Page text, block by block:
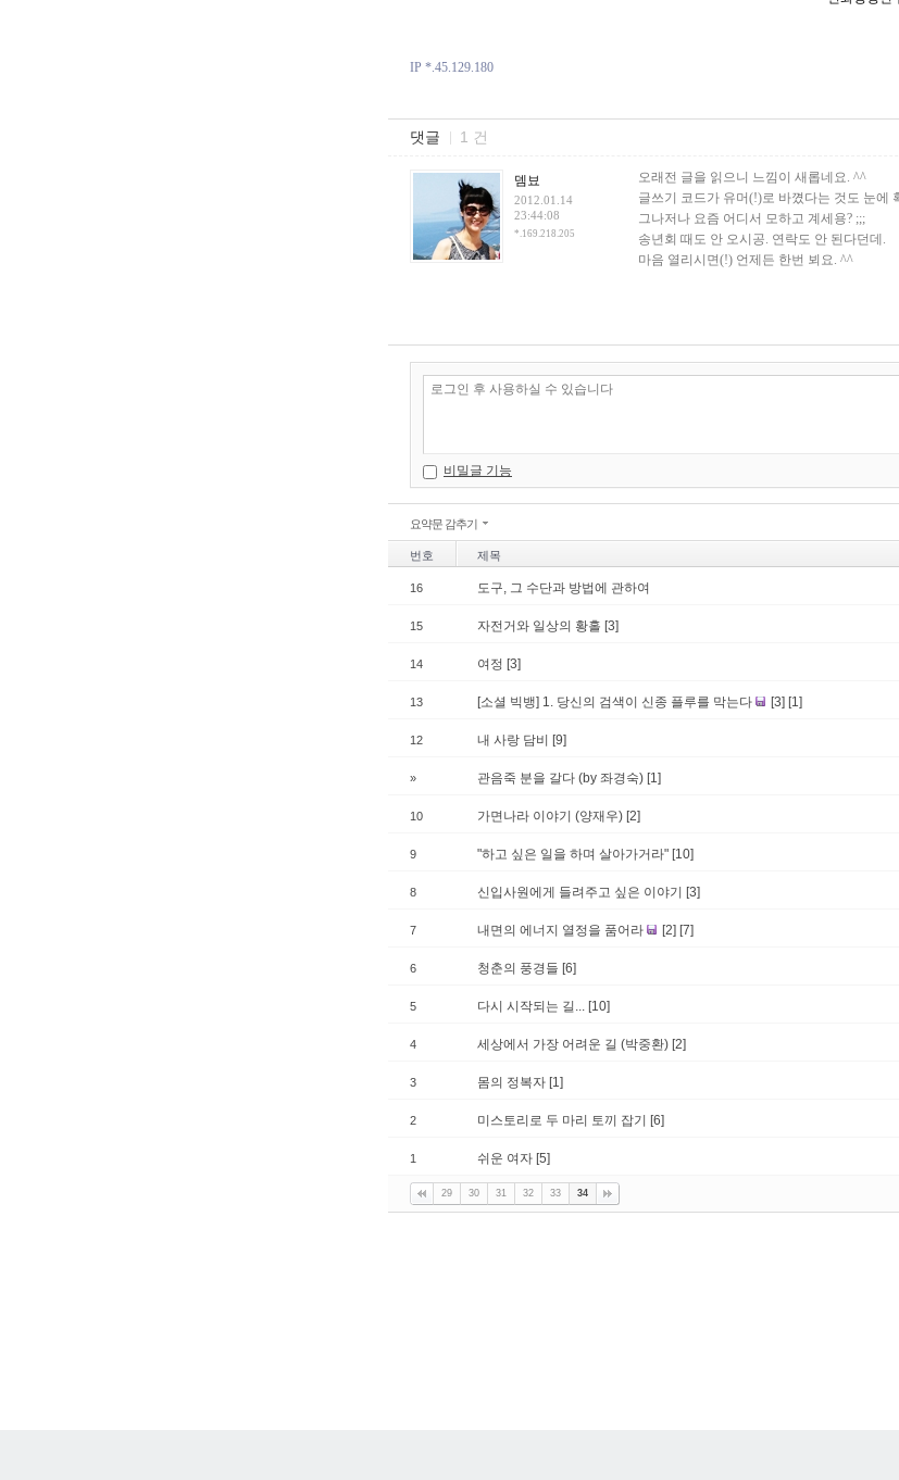
IP *.45.129.180
댓글 1 건
뎀뵤
2012.01.14
23:44:08
*.169.218.205
오래전 글을 읽으니 느낌이 새롭네요. ^^
글쓰기 코드가 유머(!)로 바꼈다는 것도 눈에
그나저나 요즘 어디서 모하고 계세용? ;;;
송년회 때도 안 오시공. 연락도 안 된다던데.
마음 열리시면(!) 언제든 한번 뵈요. ^^
비밀글 기능
요약문 감추기
번호 제목
16 도구, 그 수단과 방법에 관하여
15 자전거와 일상의 황홀 [3]
14 여정 [3]
13 [소셜 빅뱅] 1. 당신의 검색이 신종 플루를 막는다 [3] [1]
12 내 사랑 담비 [9]
» 관음죽 분을 갈다 (by 좌경숙) [1]
10 가면나라 이야기 (양재우) [2]
9 "하고 싶은 일을 하며 살아가거라" [10]
8 신입사원에게 들려주고 싶은 이야기 [3]
7 내면의 에너지 열정을 품어라 [2] [7]
6 청춘의 풍경들 [6]
5 다시 시작되는 길... [10]
4 세상에서 가장 어려운 길 (박중환) [2]
3 몸의 정복자 [1]
2 미스토리로 두 마리 토끼 잡기 [6]
1 쉬운 여자 [5]
29 30 31 32 33 34